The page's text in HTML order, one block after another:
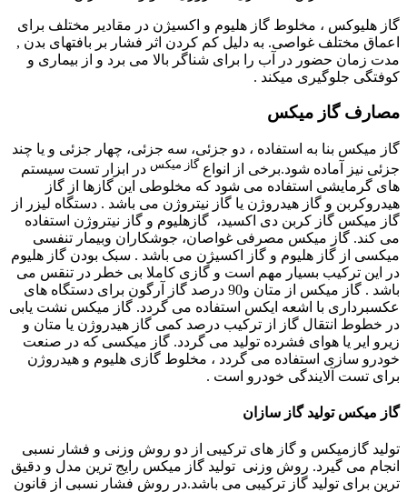
گاز هلیوکس ، مخلوط گاز هلیوم و اکسیژن در مقادیر مختلف برای
اعماق مختلف غواصی. به دلیل کم کردن اثر فشار بر بافتهای بدن ,
مدت زمان حضور در آب را برای شناگر بالا می برد و از بیماری و
کوفتگی جلوگیری میکند .
مصارف گاز میکس
گاز میکس بنا به استفاده ، دو جزئی، سه جزئی، چهار جزئی و یا چند
جزئی نیز آماده شود.برخی از انواع گاز میکس در ابزار تست سیستم
های گرمایشی استفاده می شود که مخلوطی این گازها از گاز
هیدروکربن و گاز هیدروژن یا گاز نیتروژن می باشد . دستگاه لیزر از
گاز میکس گاز کربن دی اکسید، گازهلیوم و گاز نیتروژن استفاده
می کند. گاز میکس مصرفی غواصان، جوشکاران وبیمار تنفسی
میکسی از گاز هلیوم و گاز اکسیژن می باشد . سبک بودن گاز هلیوم
در این ترکیب بسیار مهم است و گازی کاملا بی خطر در تنقس می
باشد . گاز میکس از متان و90 درصد گاز آرگون برای دستگاه های
عکسبرداری با اشعه ایکس استفاده می گردد. گاز میکس نشت یابی
در خطوط انتقال گاز از ترکیب درصد کمی گاز هیدروژن یا متان و
زیرو ایر یا هوای فشرده تولید می گردد. گاز میکسی که در صنعت
خودرو سازی استفاده می گردد ، مخلوط گازی هلیوم و هیدروژن
برای تست آلایندگی خودرو است .
گاز میکس تولید گاز سازان
تولید گازمیکس و گاز های ترکیبی از دو روش وزنی و فشار نسبی
انجام می گیرد. روش وزنی تولید گاز میکس رایج ترین مدل و دقیق
ترین برای تولید گاز ترکیبی می باشد.در روش فشار نسبی از قانون